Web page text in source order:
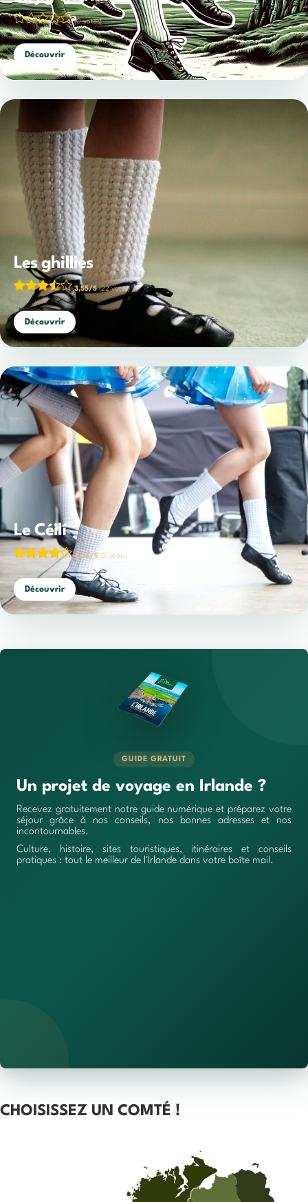
(0 votes)
Découvrir
Les ghillies
3,55/5(22 votes)
Découvrir
Le Céilí
4,00/5 (2 votes)
Découvrir
GUIDE GRATUIT
Un projet de voyage en Irlande ?
Recevez gratuitement notre guide numérique et préparez votre
séjour grâce à nos conseils, nos bonnes adresses et nos
incontournables.
Culture, histoire, sites touristiques, itinéraires et conseils
pratiques : tout le meilleur de l'Irlande dans votre boîte mail.
CHOISISSEZ UN COMTÉ !